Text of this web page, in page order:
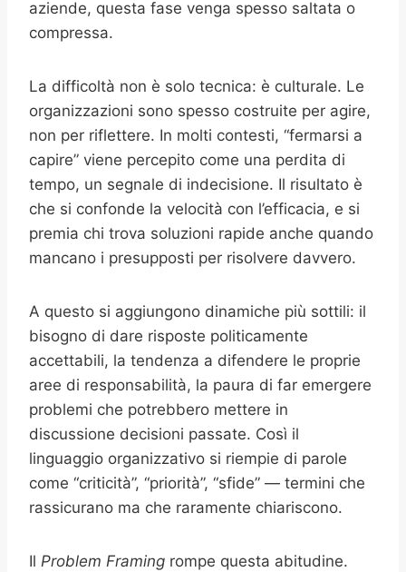
aziende, questa fase venga spesso saltata o
compressa.
La difficoltà non è solo tecnica: è culturale. Le
organizzazioni sono spesso costruite per agire,
non per riflettere. In molti contesti, “fermarsi a
capire” viene percepito come una perdita di
tempo, un segnale di indecisione. Il risultato è
che si confonde la velocità con l’efficacia, e si
premia chi trova soluzioni rapide anche quando
mancano i presupposti per risolvere davvero.
A questo si aggiungono dinamiche più sottili: il
bisogno di dare risposte politicamente
accettabili, la tendenza a difendere le proprie
aree di responsabilità, la paura di far emergere
problemi che potrebbero mettere in
discussione decisioni passate. Così il
linguaggio organizzativo si riempie di parole
come “criticità”, “priorità”, “sfide” — termini che
rassicurano ma che raramente chiariscono.
Il Problem Framing rompe questa abitudine.